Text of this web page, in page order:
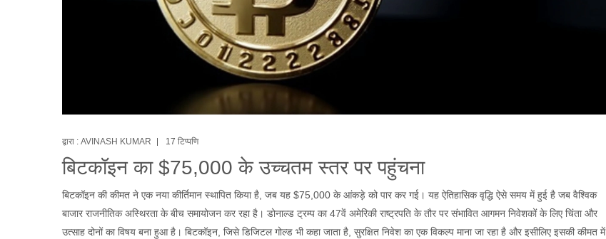
द्वारा : AVINASH KUMAR 17 टिप्पणि
बिटकॉइन का $75,000 के उच्चतम स्तर पर पहुंचना
बिटकॉइन की कीमत ने एक नया कीर्तिमान स्थापित किया है, जब यह $75,000 के आंकड़े को पार कर गई। यह ऐतिहासिक वृद्धि ऐसे समय में हुई है जब वैश्विक
बाजार राजनीतिक अस्थिरता के बीच समायोजन कर रहा है। डोनाल्ड ट्रम्प का 47वें अमेरिकी राष्ट्रपति के तौर पर संभावित आगमन निवेशकों के लिए चिंता और
उत्साह दोनों का विषय बना हुआ है। बिटकॉइन, जिसे डिजिटल गोल्ड भी कहा जाता है, सुरक्षित निवेश का एक विकल्प माना जा रहा है और इसीलिए इसकी कीमत में